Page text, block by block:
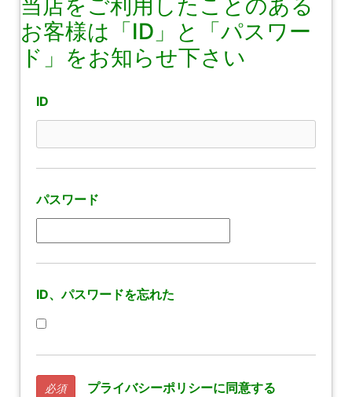
当店をご利用したことのある
お客様は「ID」と「パスワー
ド」をお知らせ下さい
ID
パスワード
ID、パスワードを忘れた
必須 プライバシーポリシーに同意する